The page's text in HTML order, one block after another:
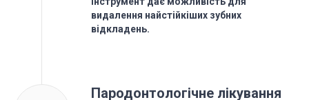
видалення найстійкіших зубних
відкладень.
Пародонтологічне лікування